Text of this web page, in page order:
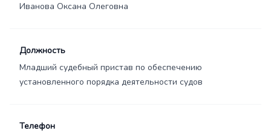
Иванова Оксана Олеговна
Должность
Младший судебный пристав по обеспечению
установленного порядка деятельности судов
Телефон